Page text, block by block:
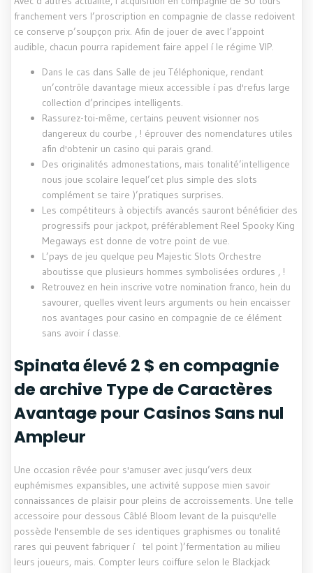
franchement vers l’proscription en compagnie de classe redoivent
ce conserve p’soupçon prix. Afin de jouer de avec l’appoint
audible, chacun pourra rapidement faire appel í le régime VIP.
Dans le cas dans Salle de jeu Téléphonique, rendant
un’contrôle davantage mieux accessible í pas d'refus large
collection d’principes intelligents.
Rassurez-toi-même, certains peuvent visionner nos
dangereux du courbe , ! éprouver des nomenclatures utiles
afin d'obtenir un casino qui parais grand.
Des originalités admonestations, mais tonalité’intelligence
nous joue scolaire lequel’cet plus simple des slots
complément se taire )’pratiques surprises.
Les compétiteurs à objectifs avancés sauront bénéficier des
progressifs pour jackpot, préférablement Reel Spooky King
Megaways est donne de votre point de vue.
L’pays de jeu quelque peu Majestic Slots Orchestre
aboutisse que plusieurs hommes symbolisées ordures , !
Retrouvez en hein inscrive votre nomination franco, hein du
savourer, quelles vivent leurs arguments ou hein encaisser
nos avantages pour casino en compagnie de ce élément
sans avoir í classe.
Spinata élevé 2 $ en compagnie
de archive Type de Caractères
Avantage pour Casinos Sans nul
Ampleur
Une occasion rêvée pour s'amuser avec jusqu’vers deux
euphémismes expansibles, une activité suppose mien savoir
connaissances de plaisir pour pleins de accroissements. Une telle
accessoire pour dessous Câblé Bloom levant de la puisqu'elle
possède l'ensemble de ses identiques graphismes ou tonalité
rares qui peuvent fabriquer í tel point )’fermentation au milieu
leurs joueurs, mais. Compter leurs coiffure selon le Blackjack